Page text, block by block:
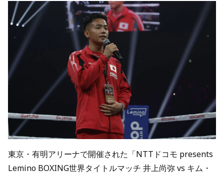
東京・有明アリーナで開催された「NTTドコモ presents
Lemino BOXING世界タイトルマッチ 井上尚弥 vs キム・